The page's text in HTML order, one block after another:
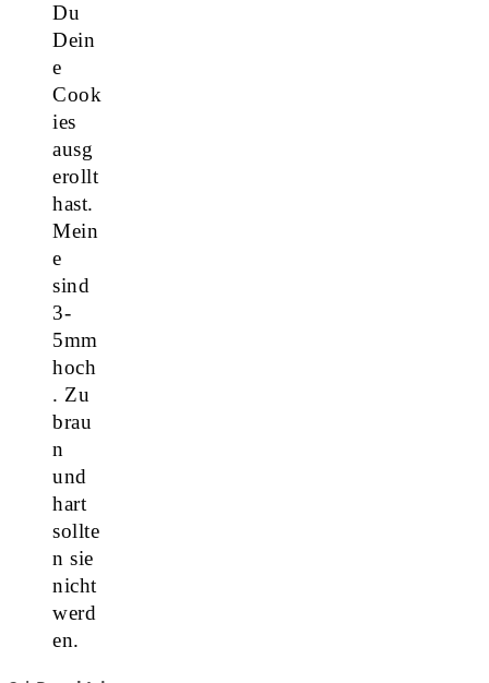
Du
Dein
e
Cook
ies
ausg
erollt
hast.
Mein
e
sind
3-
5mm
hoch
. Zu
brau
n
und
hart
sollte
n sie
nicht
werd
en.